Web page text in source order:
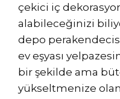
çekici iç
alabileceğinizi
depo
ev eşyası
bir şekilde ama
yükseltmenize